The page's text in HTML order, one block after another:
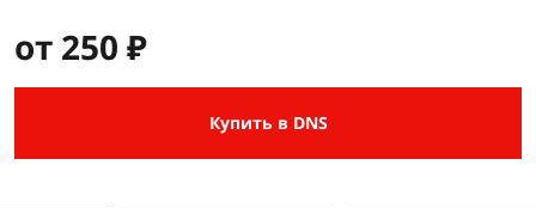
от 250 ₽
Купить в DNS